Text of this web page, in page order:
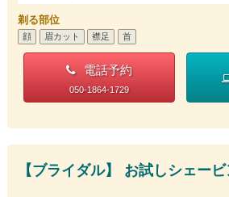
剃る部位
顔 眉カット 襟足 首
電話予約
050-1864-1729
【ブライダル】 お試しシェー